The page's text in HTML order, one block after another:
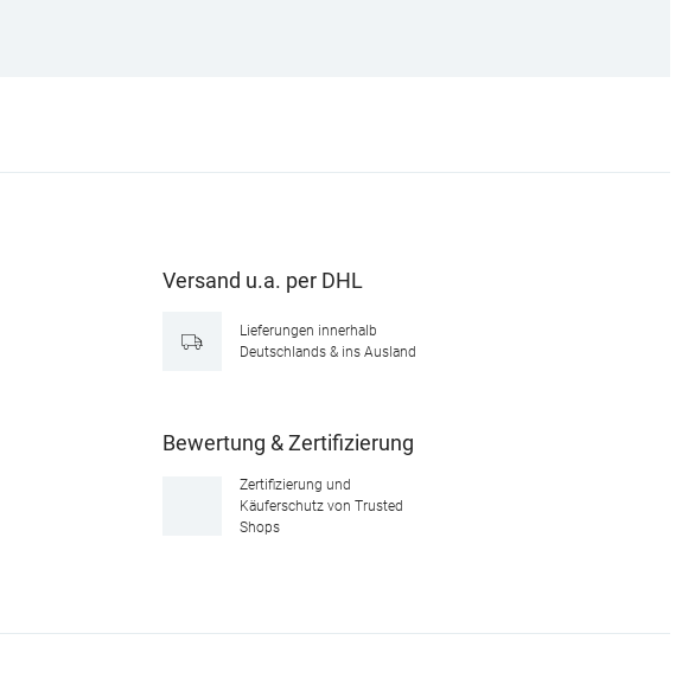
Versand u.a. per DHL
Lieferungen innerhalb
Deutschlands & ins Ausland
Bewertung & Zertifizierung
Zertifizierung und
Käuferschutz von Trusted
Shops